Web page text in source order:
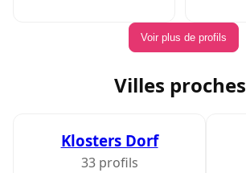
Voir plus de profils
Villes proches
Klosters Dorf
33 profils